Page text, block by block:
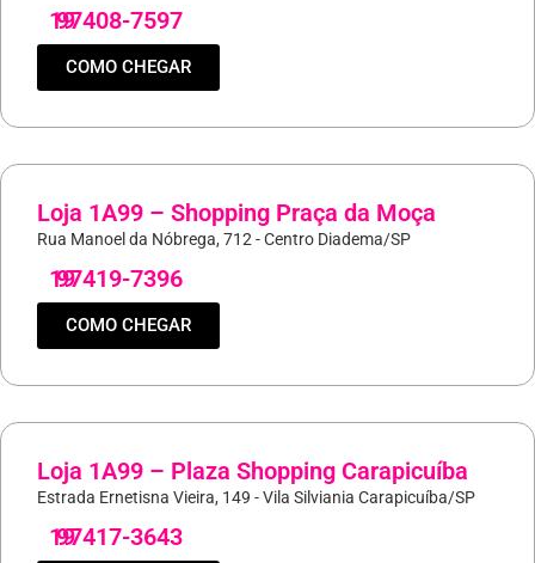
19
97408-7597
COMO CHEGAR
Loja 1A99 – Shopping Praça da Moça
Rua Manoel da Nóbrega, 712 - Centro Diadema/SP
19
97419-7396
COMO CHEGAR
Loja 1A99 – Plaza Shopping Carapicuíba
Estrada Ernetisna Vieira, 149 - Vila Silviania Carapicuíba/SP
19
97417-3643